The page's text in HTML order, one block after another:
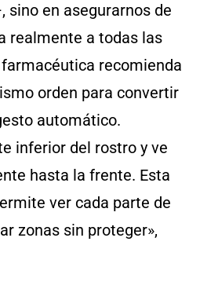
sino en asegurarnos de
realmente a todas las
recomienda
orden para convertir
automático.
inferior del rostro y ve
hasta la frente. Esta
ver cada parte de
zonas sin proteger»,